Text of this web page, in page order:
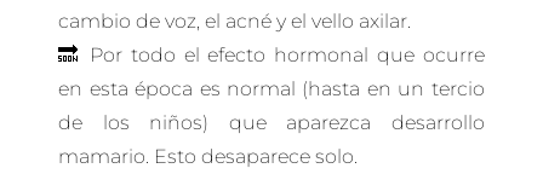
cambio de voz, el acné y el vello axilar.
🔜 Por todo el efecto hormonal que ocurre
en esta época es normal (hasta en un tercio
de los niños) que aparezca desarrollo
mamario. Esto desaparece solo.